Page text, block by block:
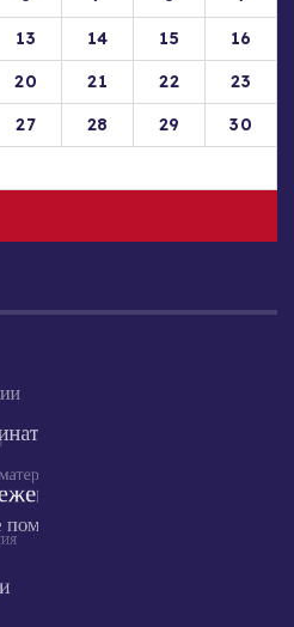
6 7 8
9
13 14 15
16
20 21 22
23
27 28 29
30